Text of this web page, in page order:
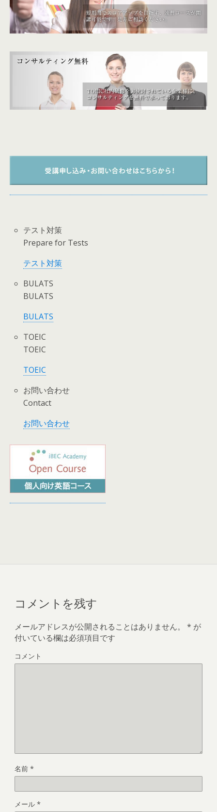
テスト対策
Prepare for Tests
テスト対策
BULATS
BULATS
BULATS
TOEIC
TOEIC
TOEIC
お問い合わせ
Contact
お問い合わせ
コメントを残す
メールアドレスが公開されることはありません。 * が
付いている欄は必須項目です
コメント
名前 *
メール *